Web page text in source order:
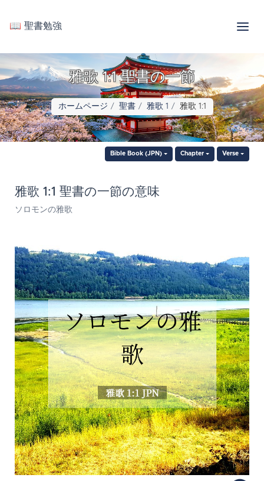
📖 聖書勉強
雅歌 1:1 聖書の一節
ホームページ 聖書 雅歌 1 雅歌 1:1
Bible Book (JPN) Chapter Verse
雅歌 1:1 聖書の一節の意味
ソロモンの雅歌